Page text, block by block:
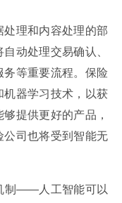
理和内容处理的部
动处理交易确认、
等重要流程。保险
机器学习技术，以获
提供更好的产品，
公司也将受到智能无
制——人工智能可以